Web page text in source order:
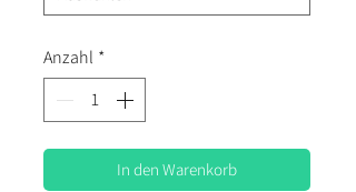
Anzahl *
In den Warenkorb